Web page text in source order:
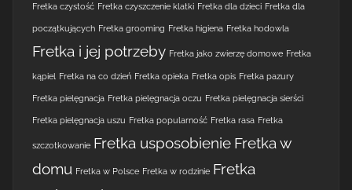
Fretka czystość Fretka czyszczenie klatki Fretka dla dzieci Fretka dla
początkujących Fretka grooming Fretka higiena Fretka hodowla
Fretka i jej potrzeby Fretka jako zwierzę domowe Fretka
kąpiel Fretka na co dzień Fretka opieka Fretka opis Fretka pazury
Fretka pielęgnacja Fretka pielęgnacja oczu Fretka pielęgnacja sierści
Fretka pielęgnacja uszu Fretka popularność Fretka rasa Fretka
szczotkowanie Fretka usposobienie Fretka w
domu Fretka w Polsce Fretka w rodzinie Fretka